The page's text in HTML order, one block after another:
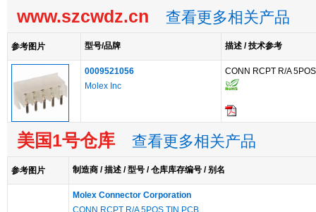
www.szcwdz.cn 查看更多相关产品
参考图片 型号/品牌 描述 / 技术参考
0009521056
Molex Inc
CONN RCPT R/A
美国1号仓库 查看更多相关产品
参考图片 制造商 / 描述 / 型号 / 仓库库存编号 / 别名
Molex Connector Corporation
CONN RCPT R/A 5POS TIN PCB